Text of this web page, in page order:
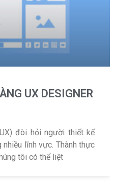
UX DESIGNER
đòi hỏi người thiết kế
lĩnh vực. Thành thực
tôi có thể liệt